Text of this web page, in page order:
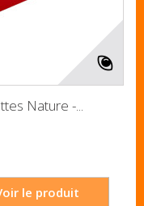
Nature -...
le produit